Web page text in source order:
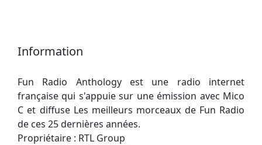
Information
Fun Radio Anthology est une radio internet
française qui s'appuie sur une émission avec Mico
C et diffuse Les meilleurs morceaux de Fun Radio
de ces 25 dernières années.
Propriétaire : RTL Group